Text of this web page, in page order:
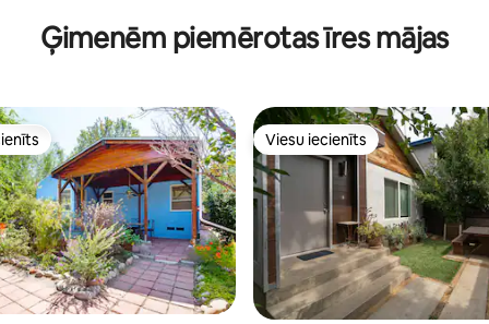
Ģimenēm piemērotas īres mājas
Viesu iecienīts
Viesu iecienīts